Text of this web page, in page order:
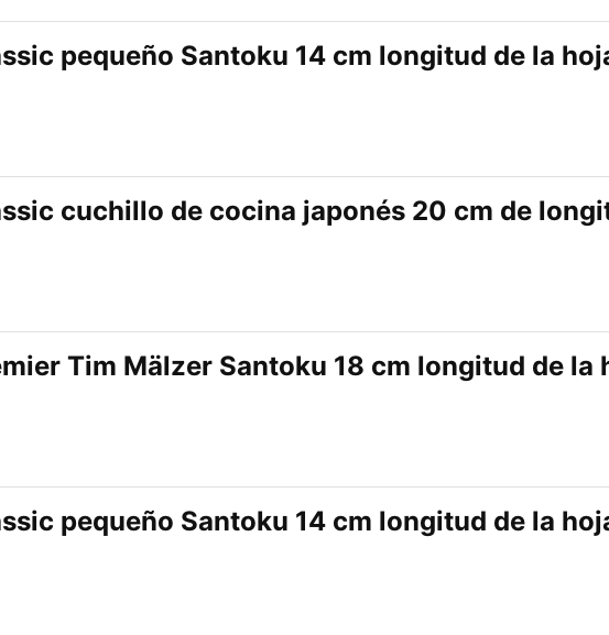
pequeño Santoku 14 cm longitud de la
cuchillo de cocina japonés 20 cm de
Tim Mälzer Santoku 18 cm longitud de la
pequeño Santoku 14 cm longitud de la